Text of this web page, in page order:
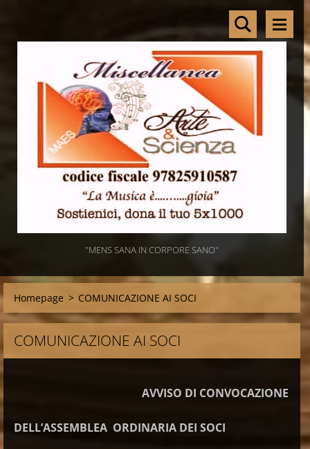
"MENS SANA IN CORPORE SANO"
Homepage > COMUNICAZIONE AI SOCI
COMUNICAZIONE AI SOCI
AVVISO DI CONVOCAZIONE
DELL’ASSEMBLEA ORDINARIA DEI SOCI